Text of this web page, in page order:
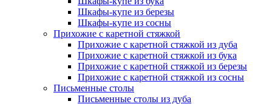
Шкафы-купе из березы
Шкафы-купе из сосны
Прихожие с каретной стяжкой
Прихожие с каретной стяжкой из дуба
Прихожие с каретной стяжкой из бука
Прихожие с каретной стяжкой из березы
Прихожие с каретной стяжкой из сосны
Письменные столы
Письменные столы из дуба